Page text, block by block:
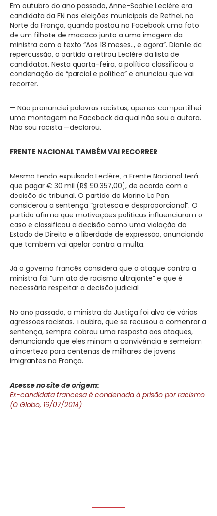
Em outubro do ano passado, Anne-Sophie Leclère era
candidata da FN nas eleições municipais de Rethel, no
Norte da França, quando postou no Facebook uma foto
de um filhote de macaco junto a uma imagem da
ministra com o texto “Aos 18 meses.., e agora”. Diante da
repercussão, o partido a retirou Leclère da lista de
candidatos. Nesta quarta-feira, a política classificou a
condenação de “parcial e política” e anunciou que vai
recorrer.
— Não pronunciei palavras racistas, apenas compartilhei
uma montagem no Facebook da qual não sou a autora.
Não sou racista —declarou.
FRENTE NACIONAL TAMBÉM VAI RECORRER
Mesmo tendo expulsado Leclère, a Frente Nacional terá
que pagar € 30 mil (R$ 90.357,00), de acordo com a
decisão do tribunal. O partido de Marine Le Pen
considerou a sentença “grotesca e desproporcional”. O
partido afirma que motivações políticas influenciaram o
caso e classificou a decisão como uma violação do
Estado de Direito e à liberdade de expressão, anunciando
que também vai apelar contra a multa.
Já o governo francês considera que o ataque contra a
ministra foi “um ato de racismo ultrajante” e que é
necessário respeitar a decisão judicial.
No ano passado, a ministra da Justiça foi alvo de várias
agressões racistas. Taubira, que se recusou a comentar a
sentença, sempre cobrou uma resposta aos ataques,
denunciando que eles minam a convivência e semeiam
a incerteza para centenas de milhares de jovens
imigrantes na França.
Acesse no site de origem:
Ex-candidata francesa é condenada à prisão por racismo
(O Globo, 16/07/2014)